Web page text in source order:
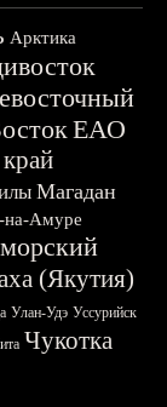
Арктика
ЕАО
Магадан
на-Амуре
(Якутия)
Улан-Удэ Уссурийск
Чукотка